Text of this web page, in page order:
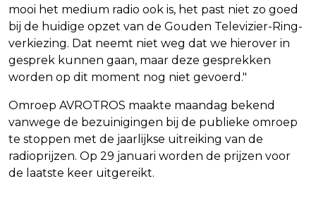
mooi het medium radio ook is, het past niet zo goed
bij de huidige opzet van de Gouden Televizier-Ring-
verkiezing. Dat neemt niet weg dat we hierover in
gesprek kunnen gaan, maar deze gesprekken
worden op dit moment nog niet gevoerd."
Omroep AVROTROS maakte maandag bekend
vanwege de bezuinigingen bij de publieke omroep
te stoppen met de jaarlijkse uitreiking van de
radioprijzen. Op 29 januari worden de prijzen voor
de laatste keer uitgereikt.